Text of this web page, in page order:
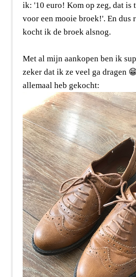
ik: '10 euro! Kom op zeg, dat is
voor een mooie broek!'. En dus
kocht ik de broek alsnog.
Met al mijn aankopen ben ik
zeker dat ik ze veel ga dragen
allemaal heb gekocht: